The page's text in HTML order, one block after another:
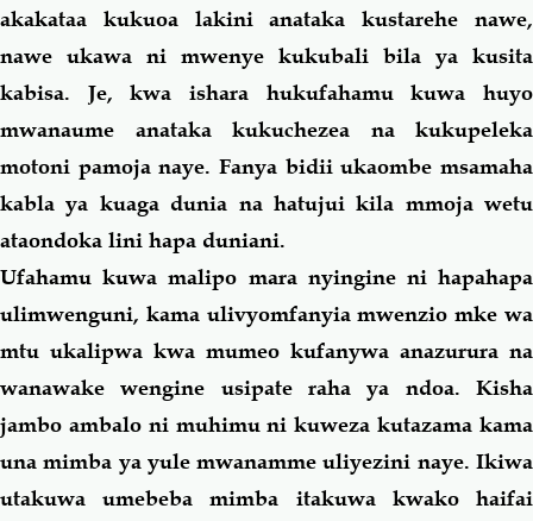
akakataa kukuoa lakini anataka kustarehe nawe,
nawe ukawa ni mwenye kukubali bila ya kusita
kabisa. Je, kwa ishara hukufahamu kuwa huyo
mwanaume anataka kukuchezea na kukupeleka
motoni pamoja naye. Fanya bidii ukaombe msamaha
kabla ya kuaga dunia na hatujui kila mmoja wetu
ataondoka lini hapa duniani.
Ufahamu kuwa malipo mara nyingine ni hapahapa
ulimwenguni, kamaulivyomfanyia mwenzio mke wa
mtu ukalipwa kwa mumeo kufanywa anazurura na
wanawake wengine usipate raha ya ndoa. Kisha
jambo ambalo ni muhimu ni kuweza kutazama kama
una mimba ya yule mwanamme uliyezini naye. Ikiwa
utakuwa umebeba mimba itakuwa kwako haifai